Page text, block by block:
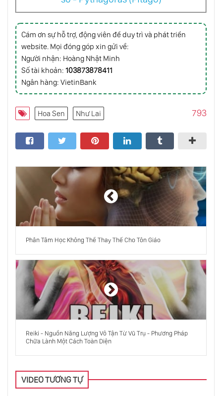
Chính Trị Của Con Số
Vui Sống Hiểm Nguy
Dũng Cảm - Con Đường Của Trái Tim
Mahatma Gandhi, Tay Nhà Buôn
Mê Tín
Triết Học
Osho Nói Về Nhịn Ăn
Nhìn Vào Người Khác Mà Không Phán Xét
Cám ơn sự hỗ trợ, động viên để duy trì và phát triển
website. Mọi đóng góp xin gửi về:
Người nhận: Hoàng Nhật Minh
Số tài khoản: 103873878411
Ngân hàng: VietinBank
Hoa Sen Như Lai 793
Phân Tâm Học Không Thể Thay Thế Cho Tôn Giáo
Reiki - Nguồn Năng Lượng Vô Tận Từ Vũ Trụ - Phương Pháp
Chữa Lành Một Cách Toàn Diện
VIDEO TƯƠNG TỰ